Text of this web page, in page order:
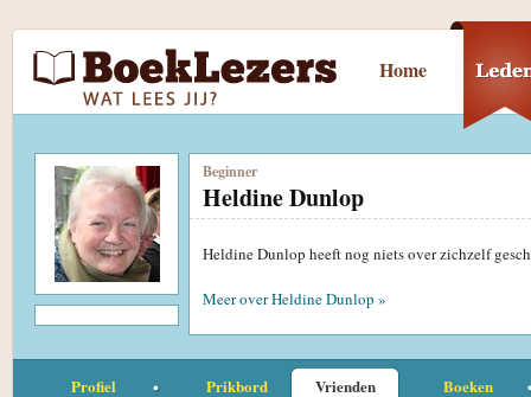
Home
Beginner
Heldine Dunlop
Heldine Dunlop heeft nog niets over zichzelf
Meer over Heldine Dunlop »
Profiel Prikbord Vrienden Boeken